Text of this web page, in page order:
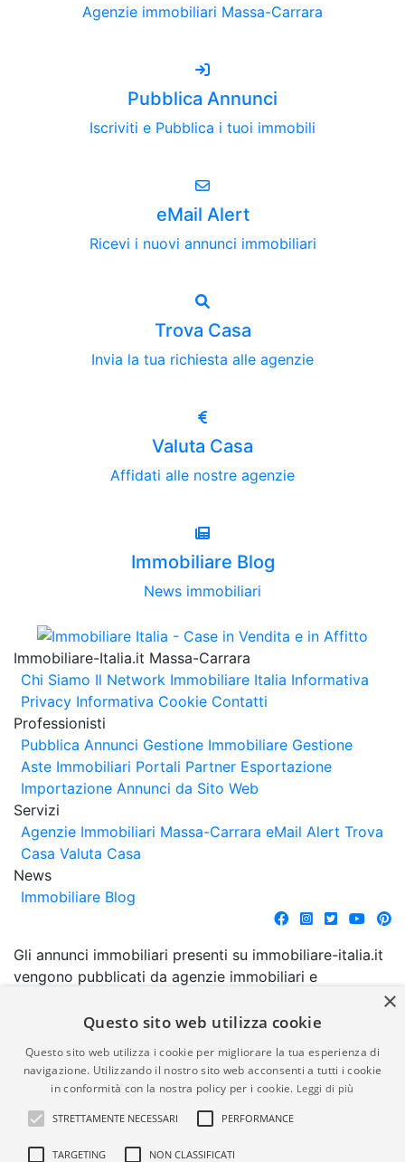
Agenzie immobiliari Massa-Carrara
Pubblica Annunci
Iscriviti e Pubblica i tuoi immobili
eMail Alert
Ricevi i nuovi annunci immobiliari
Trova Casa
Invia la tua richiesta alle agenzie
Valuta Casa
Affidati alle nostre agenzie
Immobiliare Blog
News immobiliari
Immobiliare-Italia.it Massa-Carrara
Chi Siamo Il Network Immobiliare Italia Informativa
Privacy Informativa Cookie Contatti
Professionisti
Pubblica Annunci Gestione Immobiliare Gestione
Aste Immobiliari Portali Partner Esportazione
Importazione Annunci da Sito Web
Servizi
Agenzie Immobiliari Massa-Carrara eMail Alert Trova
Casa Valuta Casa
News
Immobiliare Blog
Gli annunci immobiliari presenti su immobiliare-italia.it
vengono pubblicati da agenzie immobiliari e
comporta l'approvazione o l'avallo da parte di
garanzia da parte di quest'ultima. immobiliare-italia.it
quindi non è responsabile della veridicità, della
correttezza, della completezza, della normativa in
materia di privacy e/o di alcun altro aspetto dei
suddetti annunci.
×
Questo sito web utilizza cookie
Questo sito web utilizza i cookie per migliorare la tua esperienza di
navigazione. Utilizzando il nostro sito web acconsenti a tutti i cookie
in conformità con la nostra policy per i cookie. Leggi di più
STRETTAMENTE NECESSARI PERFORMANCE
TARGETING NON CLASSIFICATI